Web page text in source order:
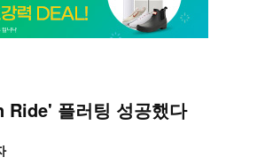
Ride' 플러팅 성공했다